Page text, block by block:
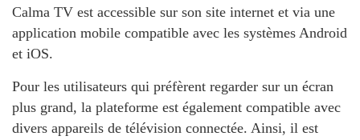
Calma TV est accessible sur son site internet et via une
application mobile compatible avec les systèmes Android
et iOS.
Pour les utilisateurs qui préfèrent regarder sur un écran
plus grand, la plateforme est également compatible avec
divers appareils de télévision connectée. Ainsi, il est